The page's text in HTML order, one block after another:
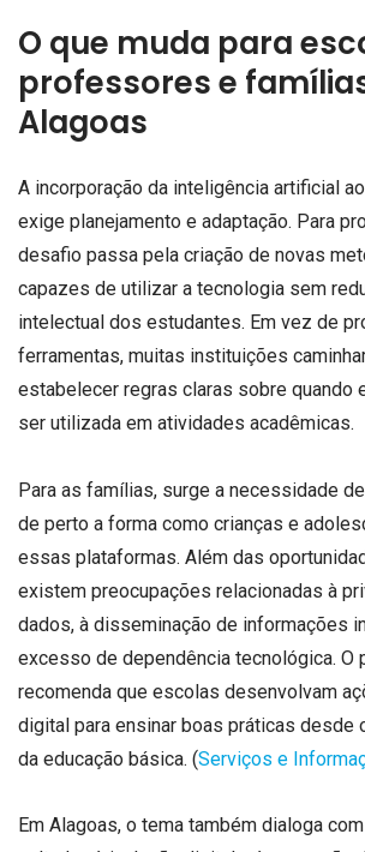
O que muda para
professores e
Alagoas
A incorporação da inteligência artificial
exige planejamento e adaptação. Para
desafio passa pela criação de novas
capazes de utilizar a tecnologia sem
intelectual dos estudantes. Em vez de
ferramentas, muitas instituições
estabelecer regras claras sobre quando
ser utilizada em atividades acadêmicas.
Para as famílias, surge a necessidade
de perto a forma como crianças e
essas plataformas. Além das
existem preocupações relacionadas à
dados, à disseminação de informações
excesso de dependência tecnológica. O
recomenda que escolas desenvolvam
digital para ensinar boas práticas desde
da educação básica. (Serviços e
Em Alagoas, o tema também dialoga